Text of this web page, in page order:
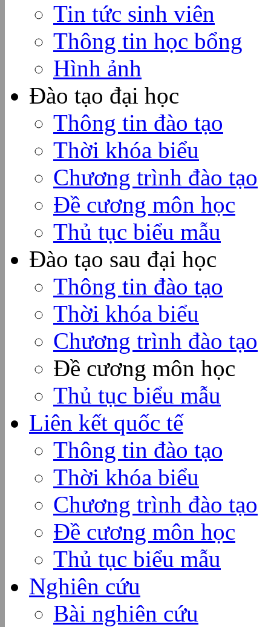
Tin tức sinh viên
Thông tin học bổng
Hình ảnh
Đào tạo đại học
Thông tin đào tạo
Thời khóa biểu
Chương trình đào tạo
Đề cương môn học
Thủ tục biểu mẫu
Đào tạo sau đại học
Thông tin đào tạo
Thời khóa biểu
Chương trình đào tạo
Đề cương môn học
Thủ tục biểu mẫu
Liên kết quốc tế
Thông tin đào tạo
Thời khóa biểu
Chương trình đào tạo
Đề cương môn học
Thủ tục biểu mẫu
Nghiên cứu
Bài nghiên cứu